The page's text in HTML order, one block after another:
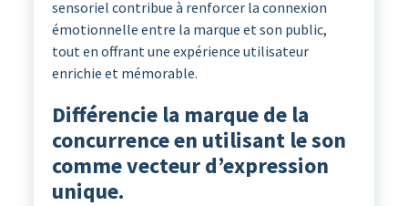
sensoriel contribue à renforcer la connexion
émotionnelle entre la marque et son public,
tout en offrant une expérience utilisateur
enrichie et mémorable.
Différencie la marque de la
concurrence en utilisant le son
comme vecteur d’expression
unique.